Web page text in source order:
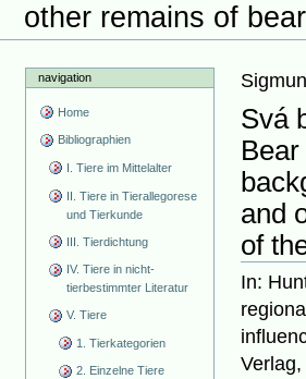
other remains of
navigation
Home
Bibliographien
I. Tiere im Mittelalter
II. Tiere in Tierallegorese
und Tierkunde
III. Tierdichtung
IV. Tiere in nicht-
tierbestimmter Literatur
V. Tiere
1. Tierkategorien
2. Einzelne Tiere
Svá
and
of
In: